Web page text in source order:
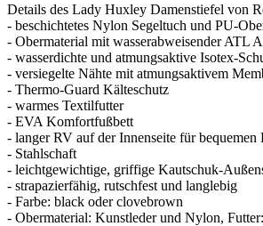
Details des Lady Huxley Damenstiefel von
- beschichtetes Nylon Segeltuch und PU-
- Obermaterial mit wasserabweisender ATL
- wasserdichte und atmungsaktive Isotex-
- versiegelte Nähte mit atmungsaktivem
- Thermo-Guard Kälteschutz
- warmes Textilfutter
- EVA Komfortfußbett
- langer RV auf der Innenseite für bequemen
- Stahlschaft
- leichtgewichtige, griffige Kautschuk-
- strapazierfähig, rutschfest und langlebig
- Farbe: black oder clovebrown
- Obermaterial: Kunstleder und Nylon,